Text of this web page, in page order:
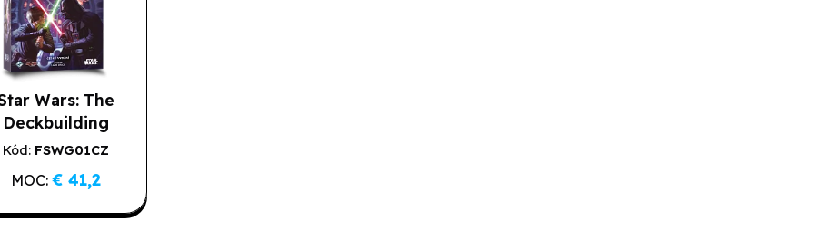
Wars: The
Deckbuilding
Game
Kód: FSWG01CZ
MOC:€ 41,2